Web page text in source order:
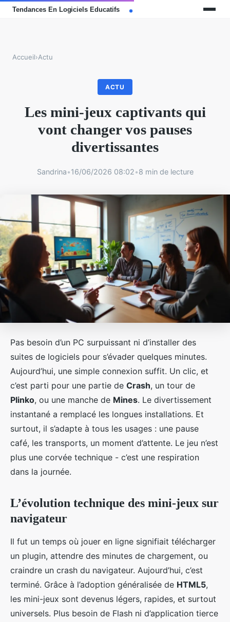
Accueil›Actu
ACTU
Les mini-jeux captivants qui
vont changer vos pauses
divertissantes
Sandrina•16/06/2026 08:02•8 min de lecture
Pas besoin d’un PC surpuissant ni d’installer des
suites de logiciels pour s’évader quelques minutes.
Aujourd’hui, une simple connexion suffit. Un clic, et
c’est parti pour une partie de Crash, un tour de
Plinko, ou une manche de Mines. Le divertissement
instantané a remplacé les longues installations. Et
surtout, il s’adapte à tous les usages : une pause
café, les transports, un moment d’attente. Le jeu n’est
plus une corvée technique - c’est une respiration
dans la journée.
L’évolution technique des mini-jeux sur
navigateur
Il fut un temps où jouer en ligne signifiait télécharger
un plugin, attendre des minutes de chargement, ou
craindre un crash du navigateur. Aujourd’hui, c’est
terminé. Grâce à l’adoption généralisée de HTML5,
les mini-jeux sont devenus légers, rapides, et surtout
universels. Plus besoin de Flash ni d’application tierce